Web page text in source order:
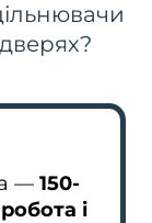
— 150-
робота і